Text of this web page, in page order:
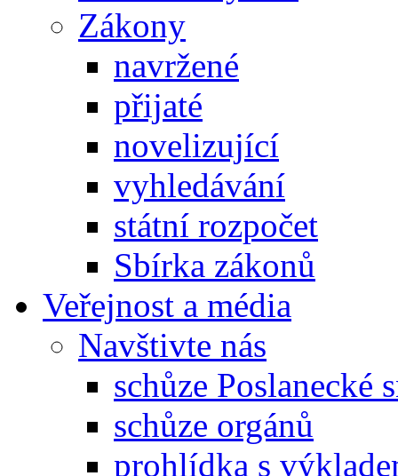
Zákony
navržené
přijaté
novelizující
vyhledávání
státní rozpočet
Sbírka zákonů
Veřejnost a média
Navštivte nás
schůze Poslanecké
schůze orgánů
prohlídka s